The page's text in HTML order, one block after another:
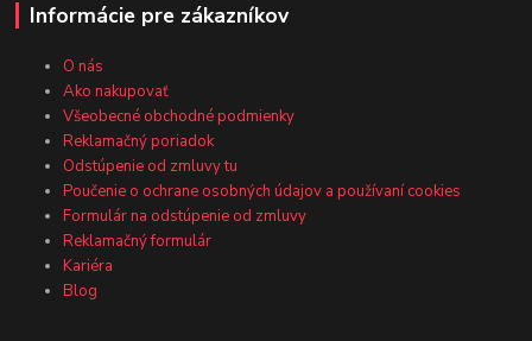
Informácie pre zákazníkov
O nás
Ako nakupovať
Všeobecné obchodné podmienky
Reklamačný poriadok
Odstúpenie od zmluvy tu
Poučenie o ochrane osobných údajov a používaní cookies
Formulár na odstúpenie od zmluvy
Reklamačný formulár
Kariéra
Blog